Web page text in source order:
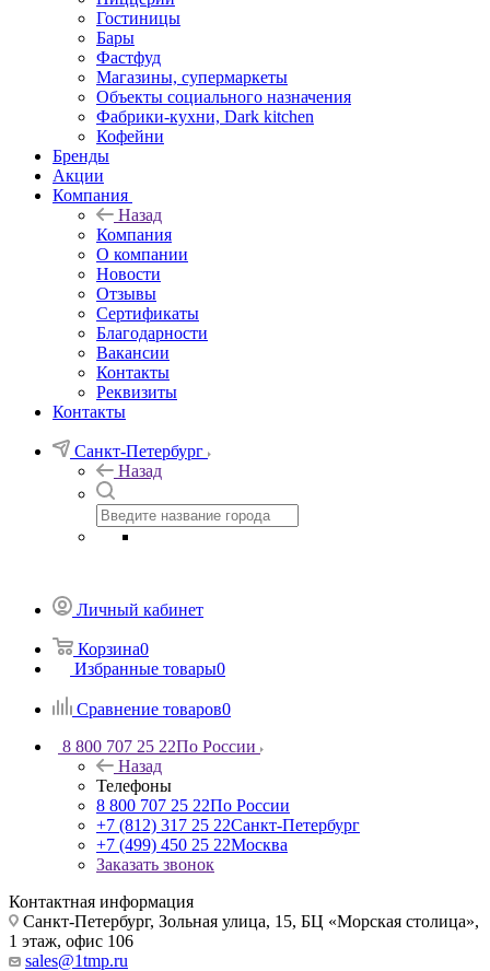
Гостиницы
Бары
Фастфуд
Магазины, супермаркеты
Объекты социального назначения
Фабрики-кухни, Dark kitchen
Кофейни
Бренды
Акции
Компания
Назад
Компания
О компании
Новости
Отзывы
Сертификаты
Благодарности
Вакансии
Контакты
Реквизиты
Контакты
Санкт-Петербург
Назад
Личный кабинет
Корзина0
Избранные товары0
Сравнение товаров0
8 800 707 25 22По России
Назад
Телефоны
8 800 707 25 22По России
+7 (812) 317 25 22Санкт-Петербург
+7 (499) 450 25 22Москва
Заказать звонок
Контактная информация
Санкт-Петербург, Зольная улица, 15, БЦ «Морская столица»,
1 этаж, офис 106
sales@1tmp.ru